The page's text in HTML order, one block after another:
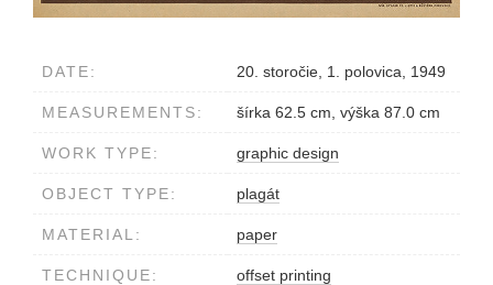
DATE: 20. storočie, 1. polovica, 1949
MEASUREMENTS: šírka 62.5 cm, výška 87.0 cm
WORK TYPE: graphic design
OBJECT TYPE: plagát
MATERIAL: paper
TECHNIQUE: offset printing